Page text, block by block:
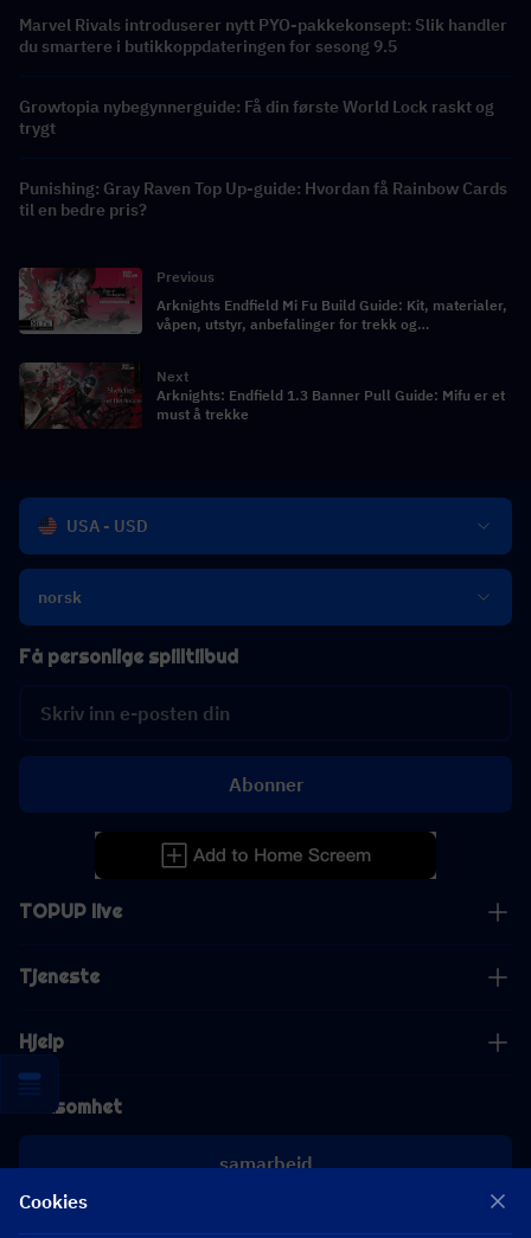
Marvel Rivals introduserer nytt PYO-pakkekonsept: Slik handler
du smartere i butikkoppdateringen for sesong 9.5
Growtopia nybegynnerguide: Få din første World Lock raskt og
trygt
Punishing: Gray Raven Top Up-guide: Hvordan få Rainbow Cards
til en bedre pris?
Previous
Arknights Endfield Mi Fu Build Guide: Kit, materialer,
våpen, utstyr, anbefalinger for trekk og
Next
Arknights: Endfield 1.3 Banner Pull Guide: Mifu er et
must å trekke
USA - USD
norsk
TOPUP live
Tjeneste
Hjelp
Virksomhet
samarbeid
Få personlige spilltilbud
Abonner
Cookies